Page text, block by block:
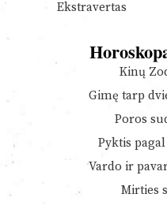
Ekstravertas
Kinų
Gimę tarp
Poros
Pyktis
Vardo ir
Mirties